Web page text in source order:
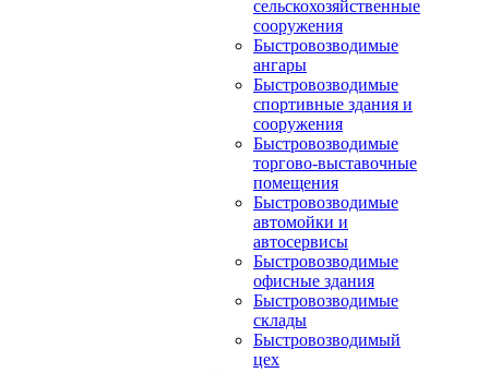
сельскохозяйственные
сооружения
Быстровозводимые
ангары
Быстровозводимые
спортивные здания и
сооружения
Быстровозводимые
торгово-выставочные
помещения
Быстровозводимые
автомойки и
автосервисы
Быстровозводимые
офисные здания
Быстровозводимые
склады
Быстровозводимый
цех